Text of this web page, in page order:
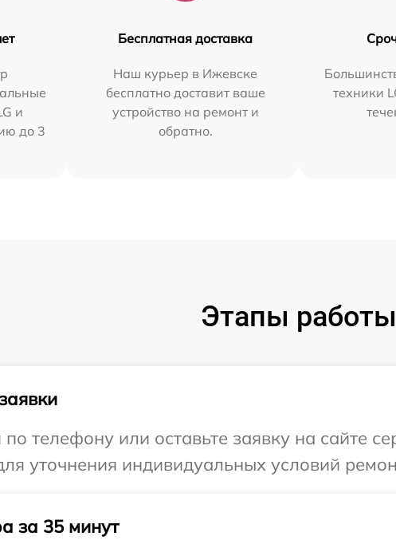
и
до 3
Бесплатная доставка
Наш курьер в Ижевске
бесплатно доставит ваше
устройство на ремонт и
обратно.
техники
Этапы работы
телефону или оставьте заявку на сайте
уточнения индивидуальных условий
за 35 минут